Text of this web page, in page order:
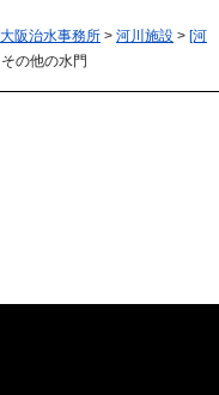
阪治水事務所 > 河川施設 > [河
の他の水門